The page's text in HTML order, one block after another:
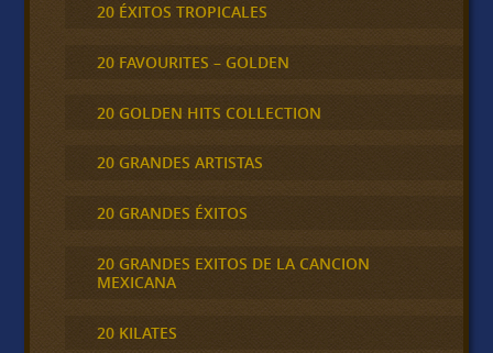
20 ÉXITOS TROPICALES
20 FAVOURITES – GOLDEN
20 GOLDEN HITS COLLECTION
20 GRANDES ARTISTAS
20 GRANDES ÉXITOS
20 GRANDES EXITOS DE LA CANCION
MEXICANA
20 KILATES